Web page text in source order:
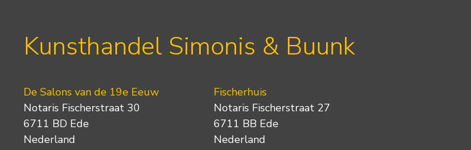
Kunsthandel Simonis & Buunk
De Salons van de 19e Eeuw
Notaris Fischerstraat 30
6711 BD Ede
Nederland
Fischerhuis
Notaris Fischerstraat 27
6711 BB Ede
Nederland